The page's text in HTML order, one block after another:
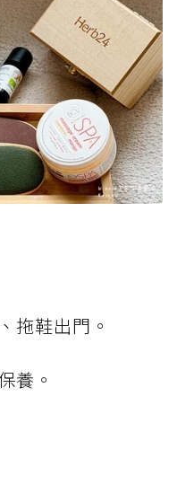
拖鞋出門。
養。